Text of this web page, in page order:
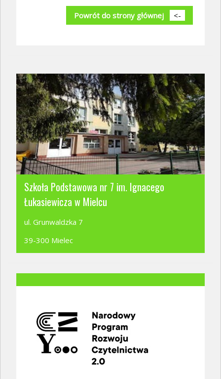
Powrót do strony głównej <-
Szkoła Podstawowa nr 7 im. Ignacego
Łukasiewicza w Mielcu
ul. Grunwaldzka 7
39-300 Mielec